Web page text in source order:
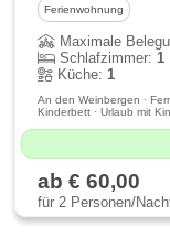
Ferienwohnung
Maximale
Schlafzimmer:1
Küche:1
An den Weinbergen ·
Kinderbett · Urlaub mit
ab € 60,00
für 2 Personen/